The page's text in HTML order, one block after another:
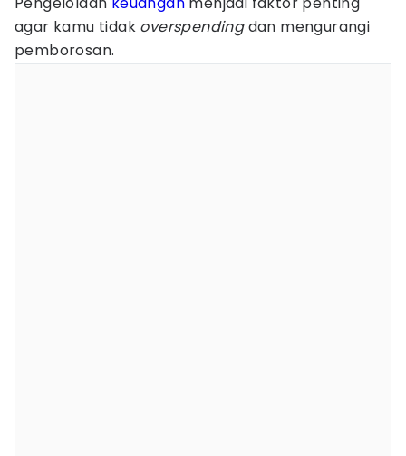
agar kamu tidak overspendingdan mengurangi
pemborosan.